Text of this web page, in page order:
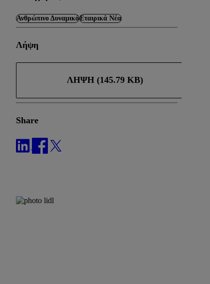
Ανθρώπινο ΔυναμικόΕταιρικά Νέα
Λήψη
ΛΉΨΗ (145.79 KB)
Share